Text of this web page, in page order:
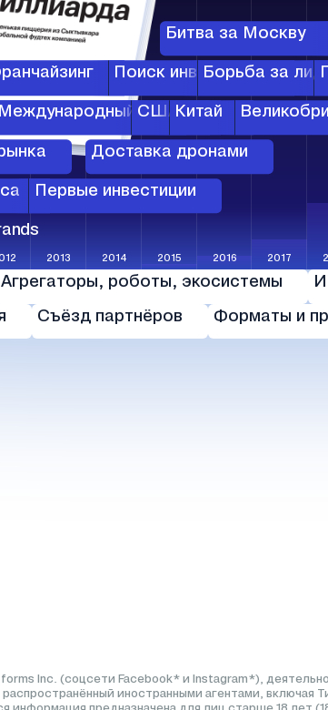
2013 2014 2015 2016 2017
первой пиццерии
Международный рынок
Первые инвестиции
Доставка дронами
Поиск инвестиций
США
Битва за Москву
Китай
Борьба за
Агрегаторы, роботы, экосистемы
Съёзд партнёров Форматы и
Inc. (соцсети Facebook* и Instagram*),
иностранными агентами, включая